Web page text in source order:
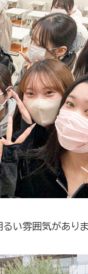
るい雰囲気があり